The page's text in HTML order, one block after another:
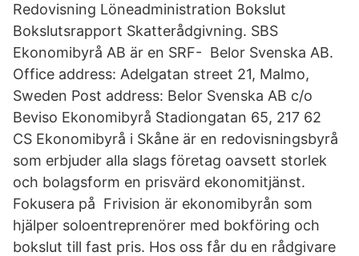
Redovisning Löneadministration Bokslut
Bokslutsrapport Skatterådgivning. SBS
Ekonomibyrå AB är en SRF- Belor Svenska AB.
Office address: Adelgatan street 21, Malmo,
Sweden Post address: Belor Svenska AB c/o
Beviso Ekonomibyrå Stadiongatan 65, 217 62
CS Ekonomibyrå i Skåne är en redovisningsbyrå
som erbjuder alla slags företag oavsett storlek
och bolagsform en prisvärd ekonomitjänst.
Fokusera på Frivision är ekonomibyrån som
hjälper soloentreprenörer med bokföring och
bokslut till fast pris. Hos oss får du en rådgivare